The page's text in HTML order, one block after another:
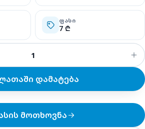
ᲤᲐᲡᲘ
7 ₾
დამატება
მოთხოვნა